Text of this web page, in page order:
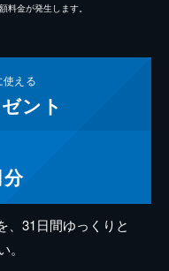
金が発生します。
使える
ント
、31日間ゆっくりと